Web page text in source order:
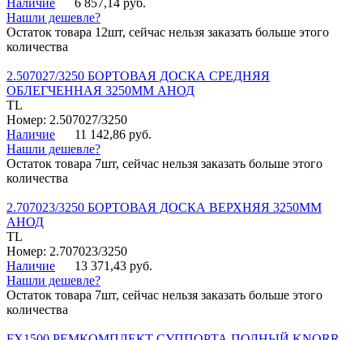
Наличие
6 857,14 руб.
Нашли дешевле?
Остаток товара 12шт, сейчас нельзя заказать больше этого
количества
2.507027/3250 БОРТОВАЯ ДОСКА СРЕДНЯЯ
ОБЛЕГЧЕННАЯ 3250ММ АНОД
TL
Номер: 2.507027/3250
Наличие
11 142,86 руб.
Нашли дешевле?
Остаток товара 7шт, сейчас нельзя заказать больше этого
количества
2.707023/3250 БОРТОВАЯ ДОСКА ВЕРХНЯЯ 3250ММ
АНОД
TL
Номер: 2.707023/3250
Наличие
13 371,43 руб.
Нашли дешевле?
Остаток товара 7шт, сейчас нельзя заказать больше этого
количества